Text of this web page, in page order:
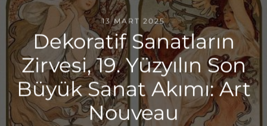
13 MART 2025
Dekoratif Sanatların
Zirvesi, 19. Yüzyılın Son
Büyük Sanat Akımı: Art
Nouveau